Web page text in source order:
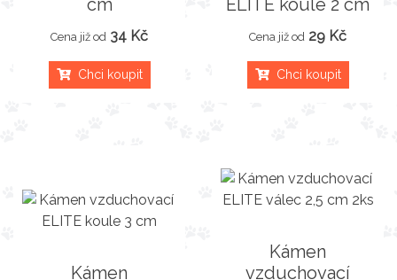
Cena již od 34 Kč
Chci koupit
Cena již od 29 Kč
Chci koupit
Kámen
Kámen
vzduchovací